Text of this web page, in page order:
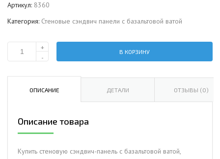
Артикул: 8360
Категория: Стеновые сэндвич панели с базальтовой ватой
Количество
сэндвич-
ватой,
ширина
+
-
В КОРЗИНУ
ОПИСАНИЕ ДЕТАЛИ ОТЗЫВЫ (0)
Описание товара
Купить стеновую сэндвич-панель с базальтовой ватой,